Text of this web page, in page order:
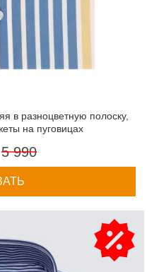
в разноцветную полоску,
на пуговицах
5 990